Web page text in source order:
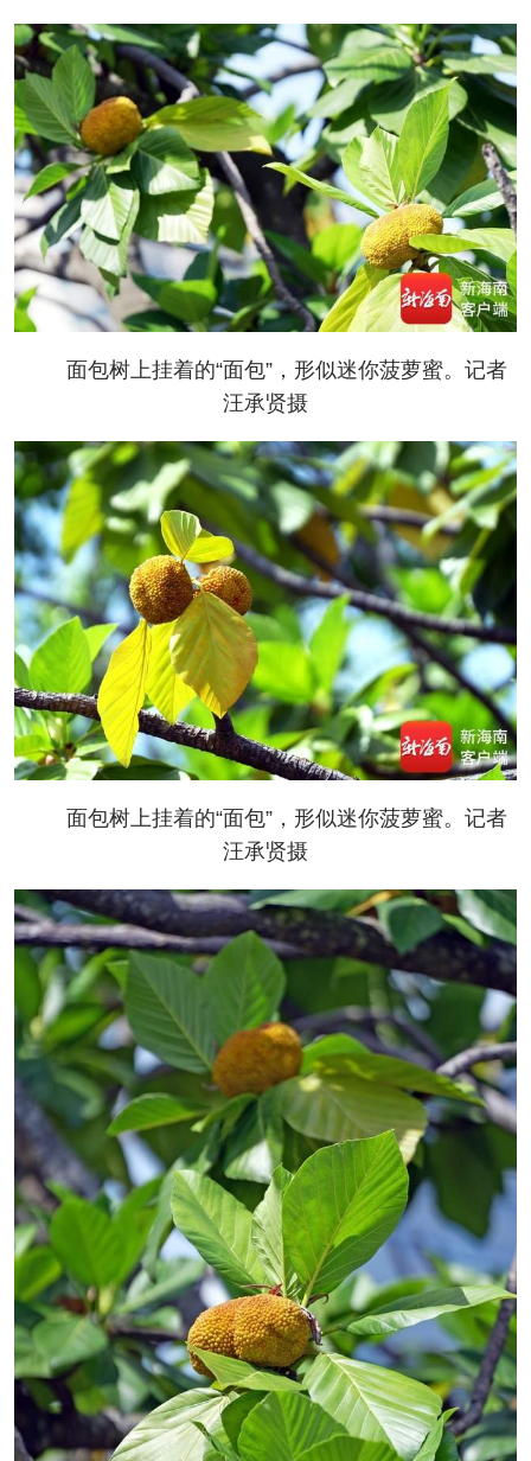
面包树上挂着的“面包”，形似迷你菠萝蜜。记者
汪承贤摄
面包树上挂着的“面包”，形似迷你菠萝蜜。记者
汪承贤摄